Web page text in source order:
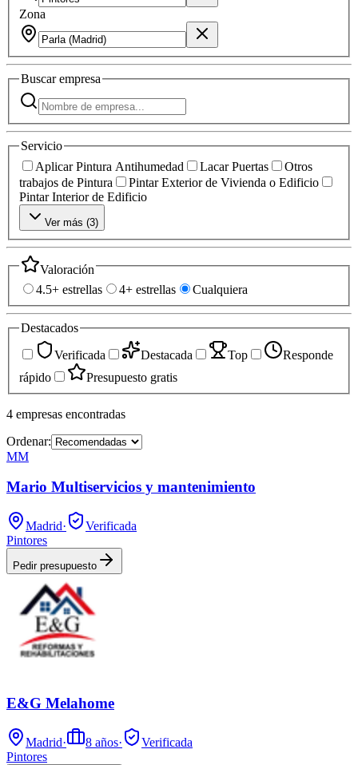
Zona
Buscarempresa
Servicio
Aplicar Pintura Antihumedad
Lacar Puertas
Otros
trabajos de Pintura
Pintar Exterior de Vivienda o Edificio
Pintar Interior de Edificio
Ver más (3)
Valoración
4.5+ estrellas
4+ estrellas Cualquiera
Destacados
Verificada
Destacada Top
Responde
rápido
Presupuesto gratis
4 empresas encontradas
Ordenar:
MM
Mario Multiservicios y mantenimiento
Madrid·
Verificada
Pintores
Pedir presupuesto
E&G Melahome
Madrid· 8 años·
Verificada
Pintores